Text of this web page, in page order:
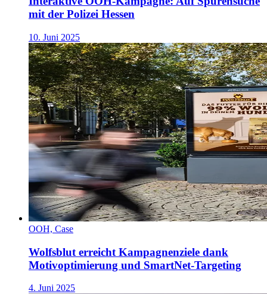
mit der Polizei Hessen
10. Juni 2025
OOH, Case
Wolfsblut erreicht Kampagnenziele dank
Motivoptimierung und SmartNet-Targeting
4. Juni 2025